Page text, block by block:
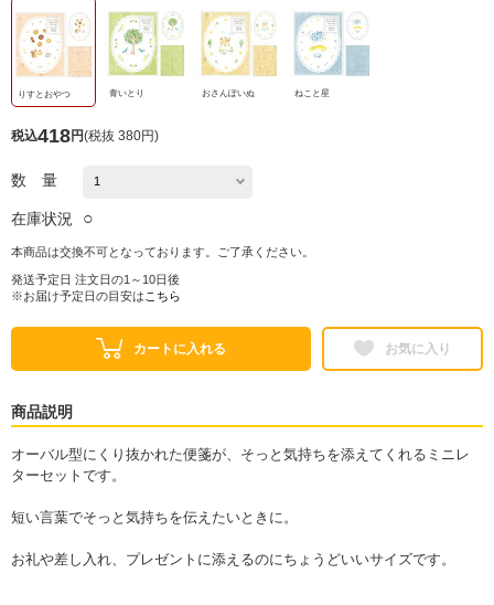
りすとおやつ 青いとり おさんぽいぬ ねこと星
税込418円(税抜 380円)
数 量
在庫状況 ○
本商品は交換不可となっております。ご了承ください。
発送予定日 注文日の1～10日後
※お届け予定日の目安は こちら
カートに入れる お気に入り
商品説明
オーバル型にくり抜かれた便箋が、そっと気持ちを添えてくれるミニレ
ターセットです。
短い言葉でそっと気持ちを伝えたいときに。
お礼や差し入れ、プレゼントに添えるのにちょうどいいサイズです。